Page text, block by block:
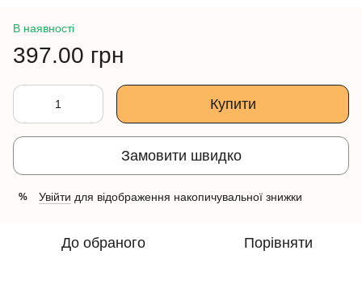
В наявності
397.00 грн
Купити
Замовити швидко
% Увійти для відображення накопичувальної знижки
До обраного Порівняти